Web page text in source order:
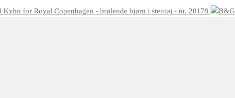
Kyhn for Royal Copenhagen - brølende bjørn i stentøj - nr. 20179